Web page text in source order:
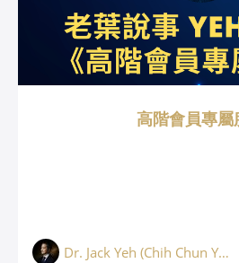
高階會員專屬
Dr. Jack Yeh (Chih Chun Yeh, 葉志鈞)